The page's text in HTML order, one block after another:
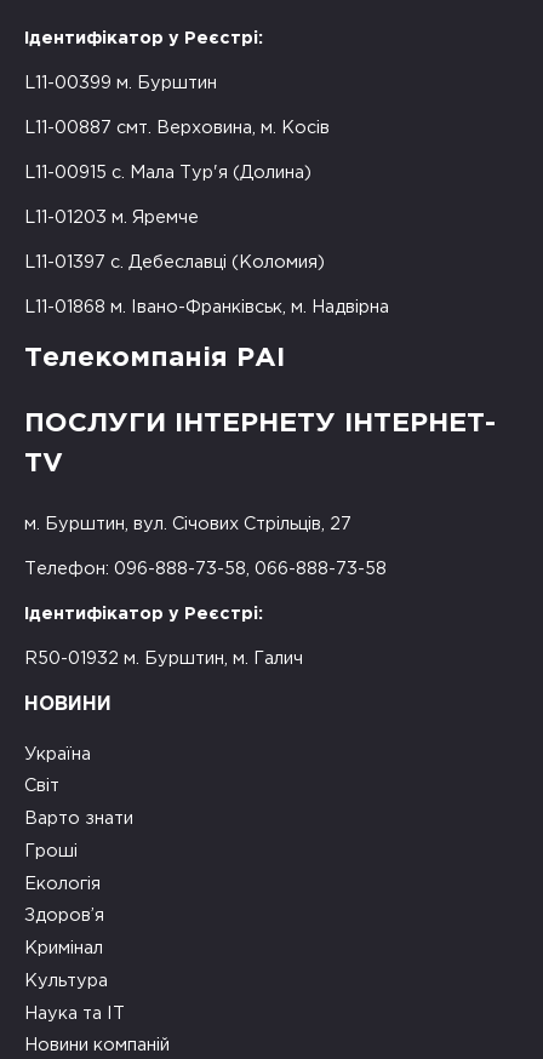
Ідентифікатор у Реєстрі:
L11-00399 м. Бурштин
L11-00887 смт. Верховина, м. Косів
L11-00915 с. Мала Тур'я (Долина)
L11-01203 м. Яремче
L11-01397 с. Дебеславці (Коломия)
L11-01868 м. Івано-Франківськ, м. Надвірна
Телекомпанія РАІ
ПОСЛУГИ ІНТЕРНЕТУ ІНТЕРНЕТ-
TV
м. Бурштин, вул. Січових Стрільців, 27
Телефон: 096-888-73-58, 066-888-73-58
Ідентифікатор у Реєстрі:
R50-01932 м. Бурштин, м. Галич
НОВИНИ
Україна
Світ
Варто знати
Гроші
Екологія
Здоров’я
Кримінал
Культура
Наука та ІТ
Новини компаній